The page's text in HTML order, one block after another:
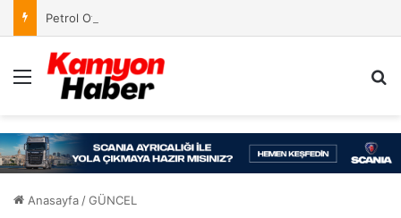
Petrol Ofisi’nin Kampanyasında Ödül Kazananlar Açıklandı
Menü
Anasayfa /GÜNCEL